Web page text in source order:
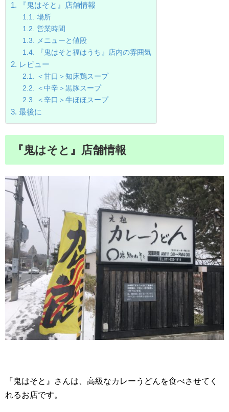
『鬼はそと』店舗情報
場所
営業時間
メニューと値段
『鬼はそと福はうち』店内の雰囲気
レビュー
＜甘口＞知床鶏スープ
＜中辛＞黒豚スープ
＜辛口＞牛ほほスープ
最後に
『鬼はそと』店舗情報
『鬼はそと』さんは、高級なカレーうどんを食べさせてく
れるお店です。